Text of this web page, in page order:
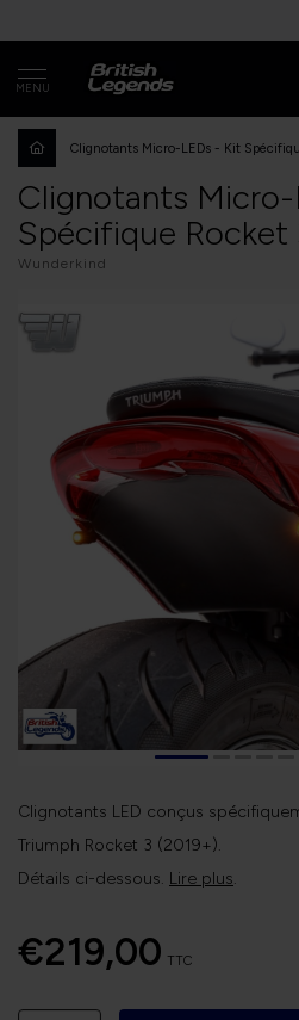
MENU
Clignotants Micro-LEDs - Kit
Clignotants
Spécifique Rocket
Wunderkind
Clignotants LED conçus
Triumph Rocket 3 (2019+).
Détails ci-dessous. Lire plus.
€219,00 TTC